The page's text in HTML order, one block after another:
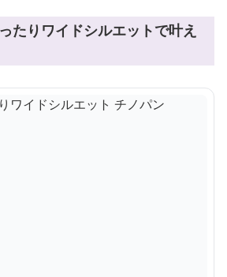
たりワイドシルエットで叶え